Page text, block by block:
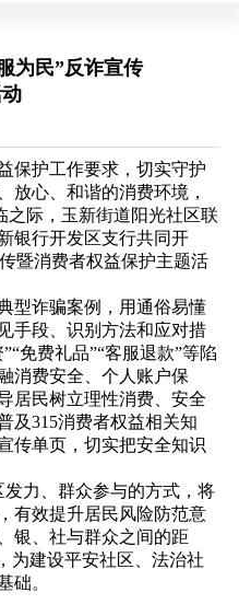
为民”反诈宣传
保护工作要求，切实守护
放心、和谐的消费环境，
之际，玉新街道阳光社区联
银行开发区支行共同开
暨消费者权益保护主题活
型诈骗案例，用通俗易懂
手段、识别方法和应对措
免费礼品”“客服退款”等陷
消费安全、个人账户保
居民树立理性消费、安全
及315消费者权益相关知
传单页，切实把安全知识
力、群众参与的方式，将
有效提升居民风险防范意
银、社与群众之间的距
为建设平安社区、法治社
础。